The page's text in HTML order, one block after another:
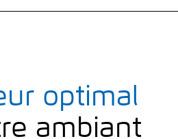
optimal
ambiant